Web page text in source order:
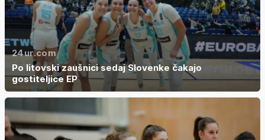
24ur.com
Po litovski zaušnici sedaj Slovenke čakajo
gostiteljice EP